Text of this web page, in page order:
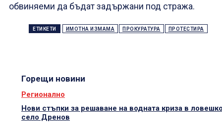
обвиняеми да бъдат задържани под стража.
ЕТИКЕТИ ИМОТНА ИЗМАМА ПРОКУРАТУРА ПРОТЕСТИРА
Горещи новини
Регионално
Нови стъпки за решаване на водната криза в
село Дренов